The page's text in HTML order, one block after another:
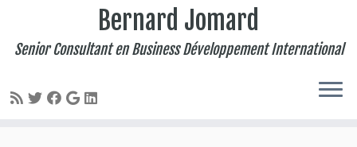
Bernard Jomard
Senior Consultant en Business Développement International